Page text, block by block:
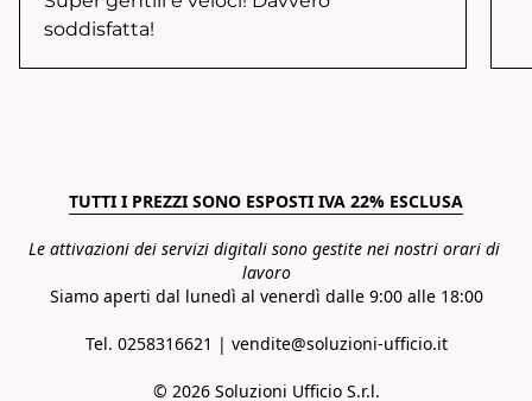
soddisfatta!
TUTTI I PREZZI SONO ESPOSTI IVA 22% ESCLUSA
Le attivazioni dei servizi digitali sono gestite nei nostri orari di
lavoro
Siamo aperti dal lunedì al venerdì dalle 9:00 alle 18:00
Tel. 0258316621 | vendite@soluzioni-ufficio.it
© 2026 Soluzioni Ufficio S.r.l.